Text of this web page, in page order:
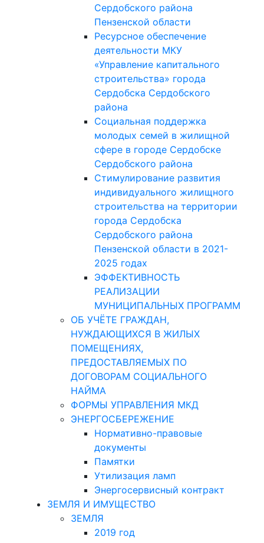
Сердобского района
Пензенской области
Ресурсное обеспечение
деятельности МКУ
«Управление капитального
строительства» города
Сердобска Сердобского
района
Социальная поддержка
молодых семей в жилищной
сфере в городе Сердобске
Сердобского района
Стимулирование развития
индивидуального жилищного
строительства на территории
города Сердобска
Сердобского района
Пензенской области в 2021-
2025 годах
ЭФФЕКТИВНОСТЬ
РЕАЛИЗАЦИИ
МУНИЦИПАЛЬНЫХ ПРОГРАММ
ОБ УЧЁТЕ ГРАЖДАН,
НУЖДАЮЩИХСЯ В ЖИЛЫХ
ПОМЕЩЕНИЯХ,
ПРЕДОСТАВЛЯЕМЫХ ПО
ДОГОВОРАМ СОЦИАЛЬНОГО
НАЙМА
ФОРМЫ УПРАВЛЕНИЯ МКД
ЭНЕРГОСБЕРЕЖЕНИЕ
Нормативно-правовые
документы
Памятки
Утилизация ламп
Энергосервисный контракт
ЗЕМЛЯ И ИМУЩЕСТВО
ЗЕМЛЯ
2019 год